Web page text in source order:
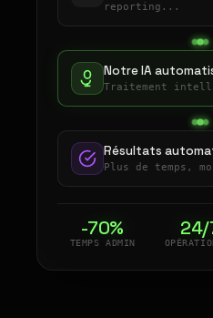
reporting...
Notre IA
Traitement
Résultats
Plus de temps,
-70%
TEMPS ADMIN
24/